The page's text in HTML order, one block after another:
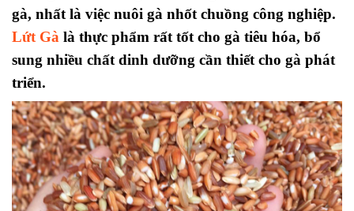
gà, nhất là việc nuôi gà nhốt chuồng công nghiệp.
Lứt Gà là thực phẩm rất tốt cho gà tiêu hóa, bổ
sung nhiều chất dinh dưỡng cần thiết cho gà phát
triển.